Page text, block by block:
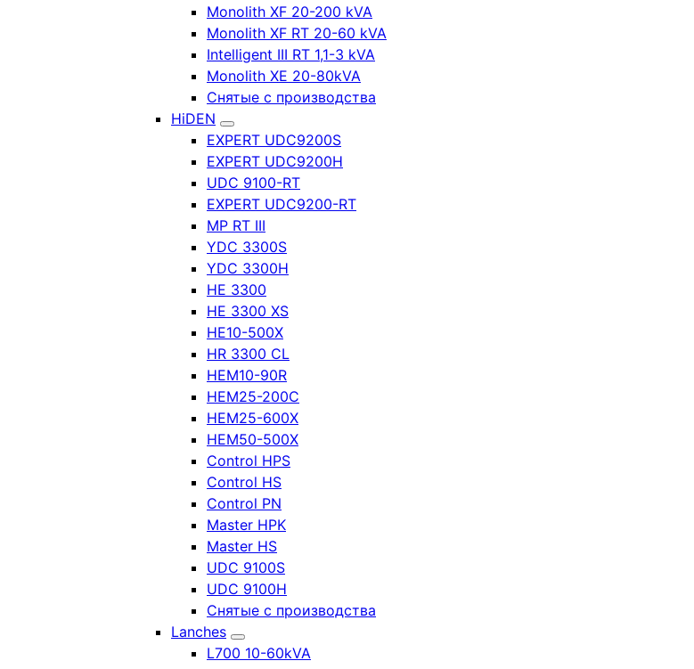
Monolith XF 20-200 kVA
Monolith XF RT 20-60 kVA
Intelligent III RT 1,1-3 kVA
Monolith XE 20-80kVA
Снятые с производства
HiDEN
EXPERT UDC9200S
EXPERT UDC9200H
UDC 9100-RT
EXPERT UDC9200-RT
MP RT III
YDC 3300S
YDC 3300H
HE 3300
HE 3300 XS
HE10-500X
HR 3300 CL
HEM10-90R
HEM25-200C
HEM25-600X
HEM50-500X
Control HPS
Control HS
Control PN
Master HPK
Master HS
UDC 9100S
UDC 9100H
Снятые с производства
Lanches
L700 10-60kVA